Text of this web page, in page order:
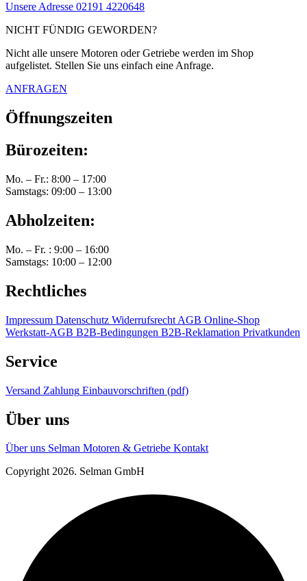
Unsere Adresse 02191 4220648
NICHT FÜNDIG GEWORDEN?
Nicht alle unsere Motoren oder Getriebe werden im Shop
aufgelistet. Stellen Sie uns einfach eine Anfrage.
ANFRAGEN
Öffnungszeiten
Bürozeiten:
Mo. – Fr.: 8:00 – 17:00
Samstags: 09:00 – 13:00
Abholzeiten:
Mo. – Fr. : 9:00 – 16:00
Samstags: 10:00 – 12:00
Rechtliches
Impressum Datenschutz Widerrufsrecht AGB Online-Shop
Werkstatt-AGB B2B-Bedingungen B2B-Reklamation Privatkunden
Service
Versand Zahlung Einbauvorschriften (pdf)
Über uns
Über uns Selman Motoren & Getriebe Kontakt
Copyright 2026. Selman GmbH